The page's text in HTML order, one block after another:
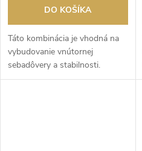
DO KOŠÍKA
Táto kombinácia je vhodná na
vybudovanie vnútornej
sebadôvery a stabilnosti.